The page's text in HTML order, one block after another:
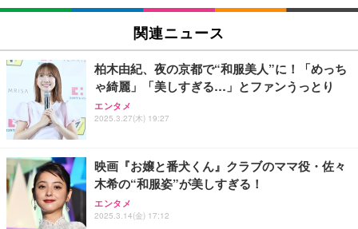
SIHOO B100 オフィスチェア／デスクチェア メッシ
ュチェア 人間工学 疲れない ブラック
￥27,999
Sezlife オフィスチェア デスクチェア 疲れない テレ
ワーク チェア 強化バックレスト 30度ロッキング機
能 人間工学 椅子 腰サポート 90度跳ね上げ式アーム
ョン PCチェア 通気性メッシュ ゲーミング/勉強/事
務用 おしゃれ パソコンチェア (ブラック)
Sezlife オフィスチェア デスクチェア 疲れない テレ
ワーク チェア 強化バックレスト 30度ロッキング機
能 人間工学 椅子 腰サポート 90度跳ね上げ式アーム
EIZO ビジネス向けプレミアムモニター | FlexScan
￥109,572
【純正品】27"ゲーミングモニター DualSense 充電
フック付き（CFI-ZDM1J）
【整備済み品】Dell E2724HS 27インチ 液晶モニタ
ー フルHD（1920×1080）VA 非光沢 HDMI/DisplayP
ort/VGA スピーカー内蔵 高さ調整 スイベル VESA対
Amazonベーシック ペットシーツ 厚型 ワイド 42枚
x2袋(84枚) ホワイト(吸収面:ライトブルー)
￥3,234
ネオ・ルーライフ ネオ・オムツ L 中型犬用 26枚入
り 単品
Smart Basic(スマートベーシック) 【Amazon.co.jp
限定】 Smart Basic アイリスオーヤマ ペットシーツ
超厚型 お徳用 ワイド 100枚入 (x 1) (ケース販売)
関連ニュース
柏木由紀、夜の京都で“和服美人”に！「めっち
ゃ綺麗」「美しすぎる…」とファンうっとり
エンタメ
2025.3.27(木) 19:27
映画『お嬢と番犬くん』クラブのママ役・佐々
木希の“和服姿”が美しすぎる！
エンタメ
2025.3.14(金) 17:12